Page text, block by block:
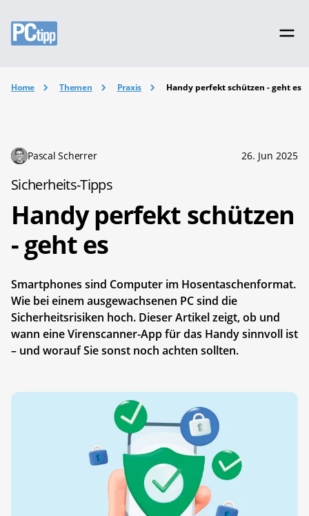
Home Themen Praxis Handy perfekt schützen - geht es
Pascal Scherrer 26. Jun 2025
Sicherheits-Tipps
Handy perfekt schützen
- geht es
Smartphones sind Computer im Hosentaschenformat.
Wie bei einem ausgewachsenen PC sind die
Sicherheitsrisiken hoch. Dieser Artikel zeigt, ob und
wann eine Virenscanner-App für das Handy sinnvoll ist
– und worauf Sie sonst noch achten sollten.